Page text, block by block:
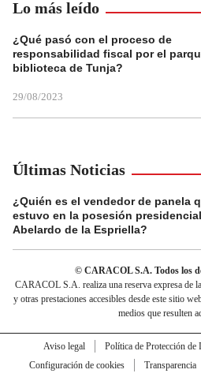
Lo más leído
¿Qué pasó con el proceso de
responsabilidad fiscal por el
biblioteca de Tunja?
29/08/2023
Últimas Noticias
¿Quién es el vendedor de panela
estuvo en la posesión
Abelardo de la Espriella?
© CARACOL S.A. Todos los
CARACOL S.A. realiza una reserva expresa de
y otras prestaciones accesibles desde este sitio
medios que resulten
Aviso legal Política de Protección de
Configuración de cookies
Transparencia